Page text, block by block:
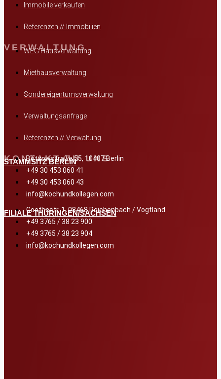
Immobile verkaufen
Referenzen // Immobilien
VERWALTUNG
WEG Hausverwaltung
Miethausverwaltung
Sondereigentumsverwaltung
Verwaltungsanfrage
Referenzen // Verwaltung
KONTAKT ZU UNS
STAMMSITZ BERLIN
Bötzowstraße 55, 10407 Berlin
+49 30 453 060 41
+49 30 453 060 43
info@kochundkollegen.com
FILIALE THÜRINGEN/SACHSEN
Goethestr. 1, 08468 Reichenbach / Vogtland
+49 3765 / 38 23 900
+49 3765 / 38 23 904
info@kochundkollegen.com